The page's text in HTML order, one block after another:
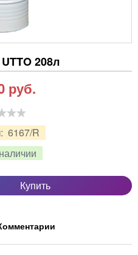
208л
6167/R
руб.
Купить